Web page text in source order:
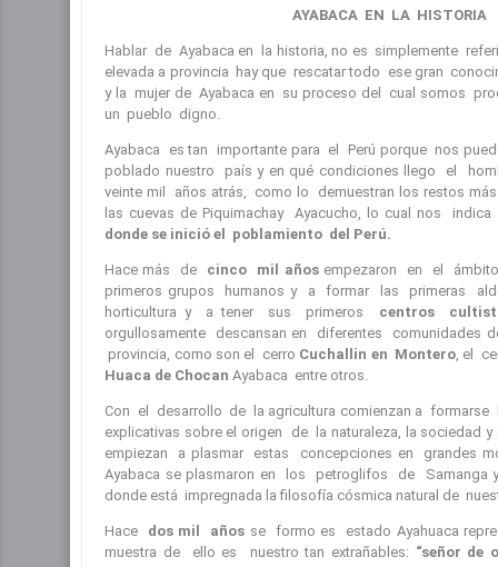
AYABACA EN LA HISTORIA
Hablar de Ayabaca en la historia, no es simplemente
elevada a provincia hay que rescatar todo ese gran
y la mujer de Ayabaca en su proceso del cual somos
un pueblo digno.
Ayabaca es tan importante para el Perú porque nos
poblado nuestro país y en qué condiciones llego el
veinte mil años atrás, como lo demuestran los restos
las cuevas de Piquimachay Ayacucho, lo cual nos
donde se inició el poblamiento del Perú.
Hace más de cinco mil añosempezaron en el
primeros grupos humanos y a formar las primeras
horticultura y a tener sus primeros centros
orgullosamente descansan en diferentes comunidades
provincia, como son el cerro Cuchallin en Montero, el
Huaca de Chocan Ayabaca entre otros.
Con el desarrollo de la agricultura comienzan a formarse
explicativas sobre el origen de la naturaleza, la sociedad
empiezan a plasmar estas concepciones en grandes
Ayabaca se plasmaron en los petroglifos de
donde está impregnada la filosofía cósmica natural de
Hace dos mil años se formo es estado Ayahuaca
muestra de ello es nuestro tan extrañables: “señor de